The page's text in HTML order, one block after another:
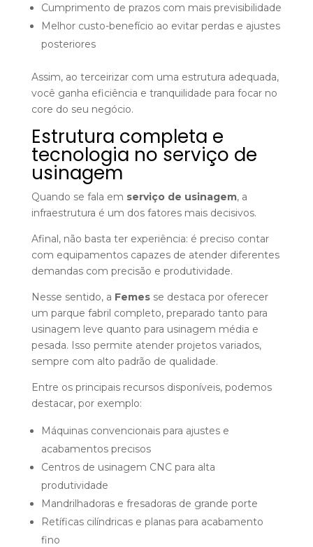
Cumprimento de prazos com mais previsibilidade
Melhor custo-benefício ao evitar perdas e ajustes
posteriores
Assim, ao terceirizar com uma estrutura adequada,
você ganha eficiência e tranquilidade para focar no
core do seu negócio.
Estrutura completa e
tecnologia no serviço de
usinagem
Quando se fala em serviço de usinagem, a
infraestrutura é um dos fatores mais decisivos.
Afinal, não basta ter experiência: é preciso contar
com equipamentos capazes de atender diferentes
demandas com precisão e produtividade.
Nesse sentido, a Femesse destaca por oferecer
um parque fabril completo, preparado tanto para
usinagem leve quanto para usinagem média e
pesada. Isso permite atender projetos variados,
sempre com alto padrão de qualidade.
Entre os principais recursos disponíveis, podemos
destacar, por exemplo:
Máquinas convencionais para ajustes e
acabamentos precisos
Centros de usinagem CNC para alta
produtividade
Mandrilhadoras e fresadoras de grande porte
Retíficas cilíndricas e planas para acabamento
fino